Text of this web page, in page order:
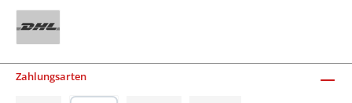
Zahlungsarten